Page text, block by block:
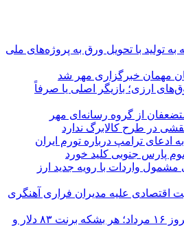
به تولید با تحویل ورق به پروژه‌های ملی
مهمان خبرگزاری مهر شد
ارزی؛ بازیگر اصلی یا صرفاً
از گروه رسانه‌ای مهر
در طرح کالابرگ ندارد
ادعای ترامپ درباره تورم ایران
پارس جنوبی کلید خورد
مشمول واردات با رویه جدید ارز
اقتصادی علیه مدیران فراری آهنگری
قیمت جهانی نفت امروز ۱۶ مرداد؛ هر بشکه برنت ۸۳ دلار و